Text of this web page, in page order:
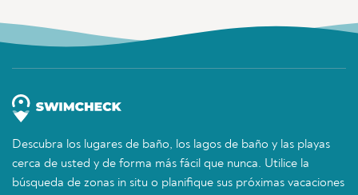
Descubra los lugares de baño, los lagos de baño y las playas
cerca de usted y de forma más fácil que nunca. Utilice la
búsqueda de zonas in situ o planifique sus próximas vacaciones